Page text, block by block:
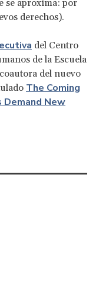
se aproxima: por
derechos).
del Centro
de la Escuela
del nuevo
The Coming
New